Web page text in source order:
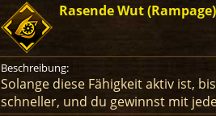
Rasende Wut (Rampage)
Beschreibung:
Solange diese Fähigkeit aktiv ist,
schneller, und du gewinnst mit